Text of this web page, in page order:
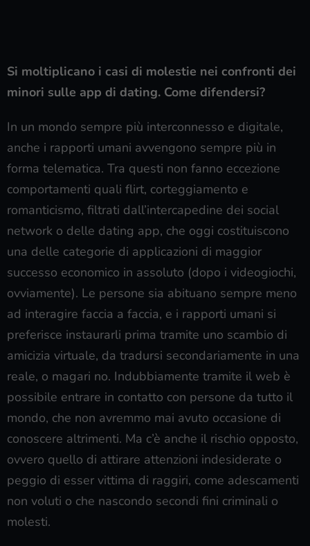
Si moltiplicano i casi di molestie nei confronti dei
minori sulle app di dating. Come difendersi?
In un mondo sempre più interconnesso e digitale,
anche i rapporti umani avvengono sempre più in
forma telematica. Tra questi non fanno eccezione
comportamenti quali flirt, corteggiamento e
romanticismo, filtrati dall’intercapedine dei social
network o delle dating app, che oggi costituiscono
una delle categorie di applicazioni di maggior
successo economico in assoluto (dopo i videogiochi,
ovviamente). Le persone sia abituano sempre meno
ad interagire faccia a faccia, e i rapporti umani si
preferisce instaurarli prima tramite uno scambio di
amicizia virtuale, da tradursi secondariamente in una
reale, o magari no. Indubbiamente tramite il web è
possibile entrare in contatto con persone da tutto il
mondo, che non avremmo mai avuto occasione di
conoscere altrimenti. Ma c’è anche il rischio opposto,
ovvero quello di attirare attenzioni indesiderate o
peggio di esser vittima di raggiri, come adescamenti
non voluti o che nascondo secondi fini criminali o
molesti.